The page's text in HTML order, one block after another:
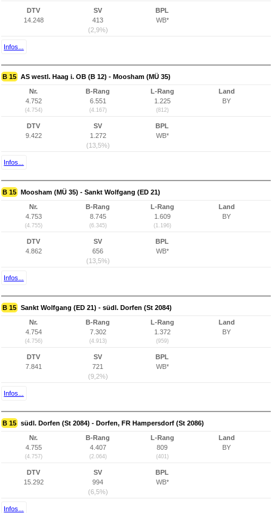
DTV
14.248
SV
413
(2,9%)
BPL
WB*
Infos...
B 15 AS westl. Haag i. OB (B 12) - Moosham (MÜ 35)
Nr.
4.752
(4.754)
B-Rang
6.551
(4.167)
L-Rang
1.225
(812)
Land
BY
DTV
9.422
SV
1.272
(13,5%)
BPL
WB*
Infos...
B 15 Moosham (MÜ 35) - Sankt Wolfgang (ED 21)
Nr.
4.753
(4.755)
B-Rang
8.745
(6.345)
L-Rang
1.609
(1.196)
Land
BY
DTV
4.862
SV
656
(13,5%)
BPL
WB*
Infos...
B 15 Sankt Wolfgang (ED 21) - südl. Dorfen (St 2084)
Nr.
4.754
(4.756)
B-Rang
7.302
(4.913)
L-Rang
1.372
(959)
Land
BY
DTV
7.841
SV
721
(9,2%)
BPL
WB*
Infos...
B 15 südl. Dorfen (St 2084) - Dorfen, FR Hampersdorf (St 2086)
Nr.
4.755
(4.757)
B-Rang
4.407
(2.064)
L-Rang
809
(401)
Land
BY
DTV
15.292
SV
994
(6,5%)
BPL
WB*
Infos...